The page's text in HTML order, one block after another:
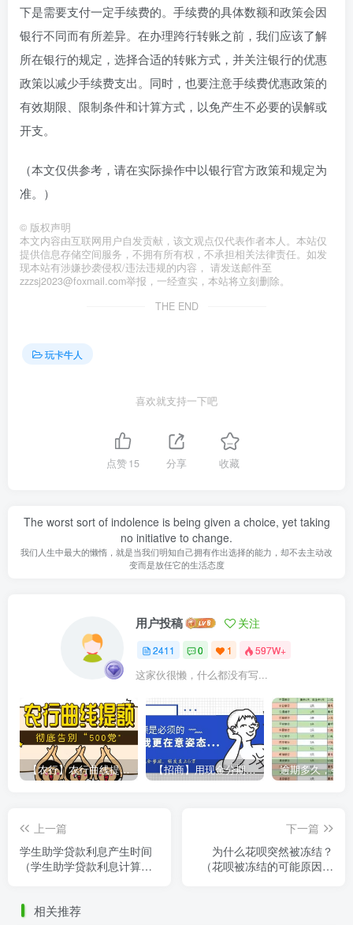
下是需要支付一定手续费的。手续费的具体数额和政策会因
银行不同而有所差异。在办理跨行转账之前，我们应该了解
所在银行的规定，选择合适的转账方式，并关注银行的优惠
政策以减少手续费支出。同时，也要注意手续费优惠政策的
有效期限、限制条件和计算方式，以免产生不必要的误解或
开支。
（本文仅供参考，请在实际操作中以银行官方政策和规定为
准。）
© 版权声明
本文内容由互联网用户自发贡献，该文观点仅代表作者本人。本站仅
提供信息存储空间服务，不拥有所有权，不承担相关法律责任。如发
现本站有涉嫌抄袭侵权/违法违规的内容， 请发送邮件至
zzzsj2023@foxmail.com举报，一经查实，本站将立刻删除。
THE END
玩卡牛人
喜欢就支持一下吧
点赞15 分享 收藏
The worst sort of indolence is being given a choice, yet taking
no initiative to change.
我们人生中最大的懒惰，就是当我们明知自己拥有作出选择的能力，却不去主动改
变而是放任它的生活态度
用户投稿 关注
2411 0 1 597W+
这家伙很懒，什么都没有写...
【农行】农行曲线提额，彻底告别“500党” 【招商】用现金分期提额，额度直上6万
上一篇
学生助学贷款利息产生时间
（学生助学贷款利息计算的
下一篇
为什么花呗突然被冻结？
（花呗被冻结的可能原因及
相关推荐